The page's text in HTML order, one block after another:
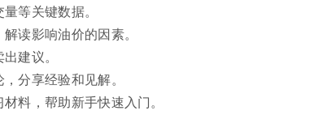
等关键数据。
读影响油价的因素。
建议。
分享经验和见解。
料，帮助新手快速入门。